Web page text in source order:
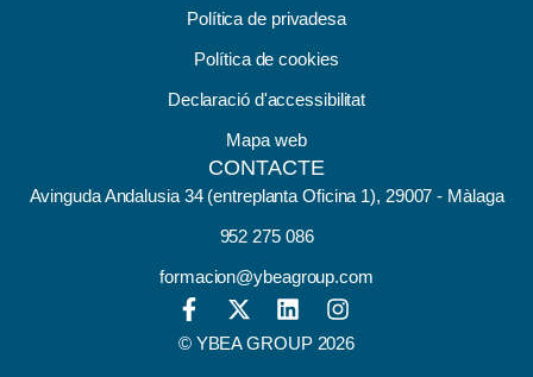
Política de privadesa
Política de cookies
Declaració d'accessibilitat
Mapa web
CONTACTE
Avinguda Andalusia 34 (entreplanta Oficina 1), 29007 - Màlaga
952 275 086
formacion@ybeagroup.com
© YBEA GROUP 2026